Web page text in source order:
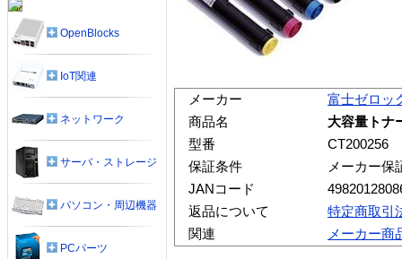
メーカー
富士ゼロッ
商品名
大容量トナ
型番
CT200256
保証条件
メーカー保
JANコード
返品について
特定商取引
関連
メーカー商
OpenBlocks
IoT関連
ネットワーク
サーバ・ストレージ
パソコン・周辺機器
PCパーツ